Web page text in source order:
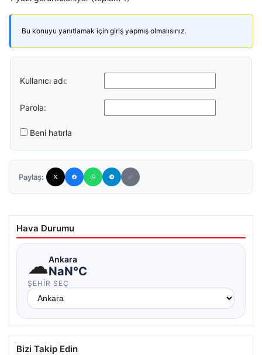
Bu konuyu yanıtlamak için giriş yapmış olmalısınız.
Kullanıcı adı:
Parola:
Beni hatırla
Paylaş:
Hava Durumu
☁Ankara
NaN°C
ŞEHIR SEÇ
Bizi Takip Edin